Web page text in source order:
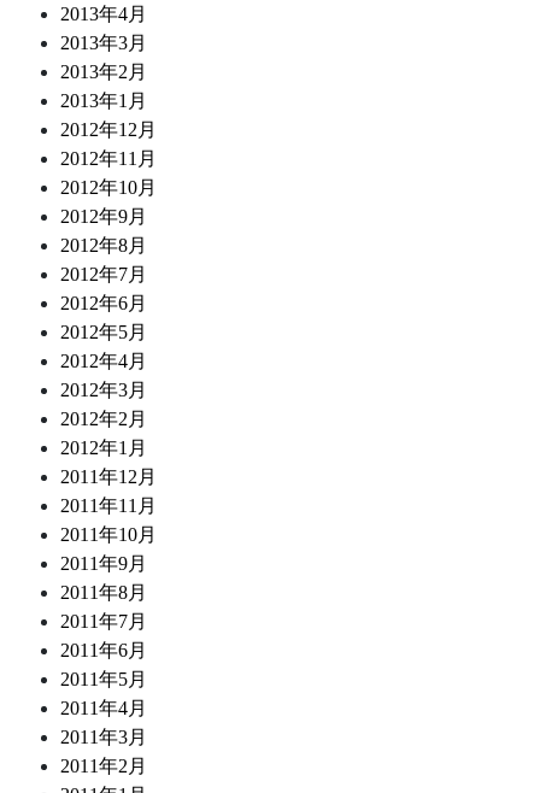
2013年4月
2013年3月
2013年2月
2013年1月
2012年12月
2012年11月
2012年10月
2012年9月
2012年8月
2012年7月
2012年6月
2012年5月
2012年4月
2012年3月
2012年2月
2012年1月
2011年12月
2011年11月
2011年10月
2011年9月
2011年8月
2011年7月
2011年6月
2011年5月
2011年4月
2011年3月
2011年2月